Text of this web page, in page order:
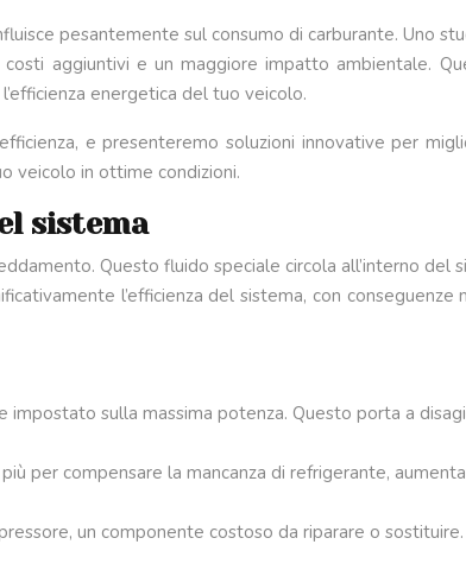
pesantemente sul consumo di carburante. Uno
aggiuntivi e un maggiore impatto ambientale.
energetica del tuo veicolo.
e presenteremo soluzioni innovative per
veicolo in ottime condizioni.
sistema
Questo fluido speciale circola all’interno del
l’efficienza del sistema, con
sulla massima potenza. Questo porta a
per compensare la mancanza di refrigerante,
un componente costoso da riparare o